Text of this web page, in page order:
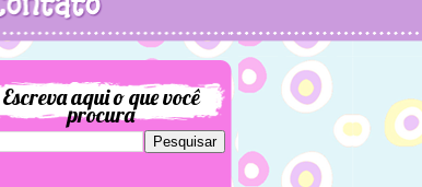
Escreva aqui o que você
procura